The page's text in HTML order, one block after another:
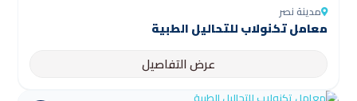
مدينة نصر
معامل تكنولاب للتحاليل الطبية
عرض التفاصيل